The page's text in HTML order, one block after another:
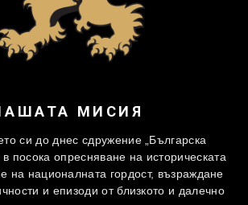
МИСИЯ
си до днес сдружение „Българска
в посока опресняване на историческата
на националната гордост, възраждане
и епизоди от близкото и далечно